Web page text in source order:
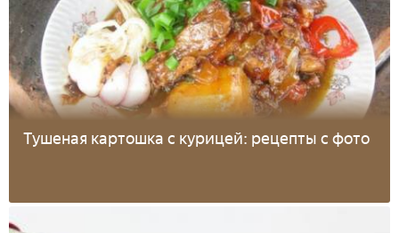
Тушеная картошка с курицей: рецепты с фото